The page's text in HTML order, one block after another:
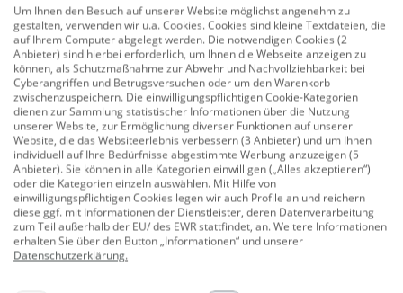
Set Alvida Aluminium/Holz
inkl. Kissen 4-tlg.
UVP: 2.996,00 €
2.179,00 €
Set Alvida Aluminium/Holz
inkl. Kissen 5-tlg.
UVP: 3.995,00 €
2.899,00 €
Beschreibung
Siena Garden Gartenmöbel-Set Alvida
Aluminium/Holz inkl. Kissen 5-tlg.
Produktnummer:0691153442
Mit dem Loungeset Alvida schaffen Sie einen stilvollen
Um Ihnen den Besuch auf unserer Website möglichst angenehm zu
gestalten, verwenden wir u.a. Cookies. Cookies sind kleine Textdateien, die
auf Ihrem Computer abgelegt werden. Die notwendigen Cookies (2
Anbieter) sind hierbei erforderlich, um Ihnen die Webseite anzeigen zu
können, als Schutzmaßnahme zur Abwehr und Nachvollziehbarkeit bei
Cyberangriffen und Betrugsversuchen oder um den Warenkorb
zwischenzuspeichern. Die einwilligungspflichtigen Cookie-Kategorien
dienen zur Sammlung statistischer Informationen über die Nutzung
unserer Website, zur Ermöglichung diverser Funktionen auf unserer
Website, die das Websiteerlebnis verbessern (3 Anbieter) und um Ihnen
individuell auf Ihre Bedürfnisse abgestimmte Werbung anzuzeigen (5
Anbieter). Sie können in alle Kategorien einwilligen („Alles akzeptieren“)
oder die Kategorien einzeln auswählen. Mit Hilfe von
einwilligungspflichtigen Cookies legen wir auch Profile an und reichern
diese ggf. mit Informationen der Dienstleister, deren Datenverarbeitung
zum Teil außerhalb der EU/ des EWR stattfindet, an. Weitere Informationen
erhalten Sie über den Button „Informationen“ und unserer
Datenschutzerklärung.